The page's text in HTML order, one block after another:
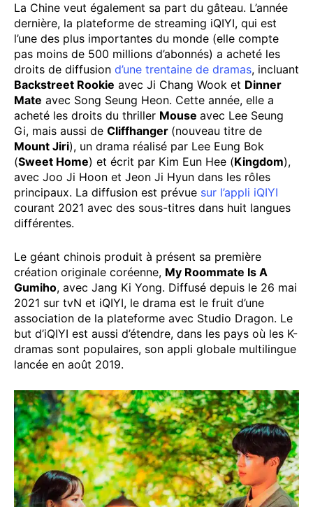
La Chine veut également sa part du gâteau. L’année
dernière, la plateforme de streaming iQIYI, qui est
l’une des plus importantes du monde (elle compte
pas moins de 500 millions d’abonnés) a acheté les
droits de diffusion d’une trentaine de dramas, incluant
Backstreet Rookie avec Ji Chang Wook et Dinner
Mate avec Song Seung Heon. Cette année, elle a
acheté les droits du thriller Mouse avec Lee Seung
Gi, mais aussi de Cliffhanger (nouveau titre de
Mount Jiri), un drama réalisé par Lee Eung Bok
(Sweet Home) et écrit par Kim Eun Hee (Kingdom),
avec Joo Ji Hoon et Jeon Ji Hyun dans les rôles
principaux. La diffusion est prévue sur l’appli iQIYI
courant 2021 avec des sous-titres dans huit langues
différentes.
Le géant chinois produit à présent sa première
création originale coréenne, My Roommate Is A
Gumiho, avec Jang Ki Yong. Diffusé depuis le 26 mai
2021 sur tvN et iQIYI, le drama est le fruit d’une
association de la plateforme avec Studio Dragon. Le
but d’iQIYI est aussi d’étendre, dans les pays où les K-
dramas sont populaires, son appli globale multilingue
lancée en août 2019.